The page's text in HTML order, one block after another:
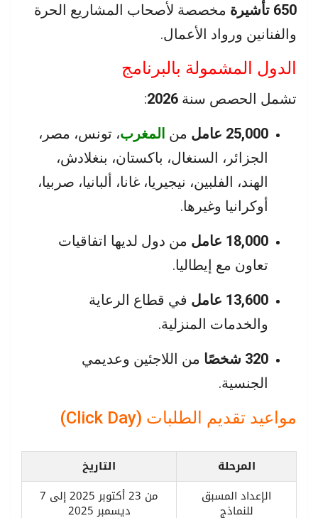
650 تأشيرة
مخصصة لأصحاب المشاريع الحرة
والفنانين ورواد الأعمال.
الدول المشمولة بالبرنامج
تشمل الحصص سنة 2026
:
25,000 عامل من المغرب، تونس، مصر،
الجزائر، السنغال، باكستان، بنغلادش،
الهند، الفلبين، نيجيريا، غانا، ألبانيا، صربيا،
أوكرانيا وغيرها.
18,000 عامل
من دول لديها اتفاقيات
تعاون مع إيطاليا.
13,600 عامل
في قطاع الرعاية
والخدمات المنزلية.
320 شخصًا
من اللاجئين وعديمي
الجنسية.
مواعيد تقديم الطلبات (Click Day)
المرحلة
التاريخ
الإعداد المسبق
للنماذج
من 23 أكتوبر 2025 إلى 7
ديسمبر 2025